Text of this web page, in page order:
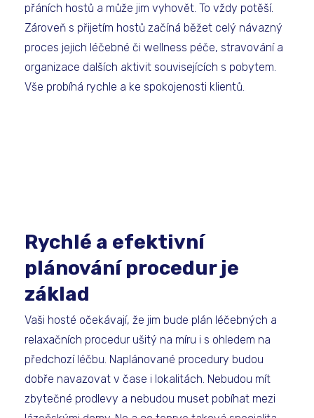
přáních hostů a může jim vyhovět. To vždy potěší.
Zároveň s přijetím hostů začíná běžet celý návazný
proces jejich léčebné či wellness péče, stravování a
organizace dalších aktivit souvisejících s pobytem.
Vše probíhá rychle a ke spokojenosti klientů.
Rychlé a efektivní
plánování procedur je
základ
Vaši hosté očekávají, že jim bude plán léčebných a
relaxačních procedur ušitý na míru i s ohledem na
předchozí léčbu. Naplánované procedury budou
dobře navazovat v čase i lokalitách. Nebudou mít
zbytečné prodlevy a nebudou muset pobíhat mezi